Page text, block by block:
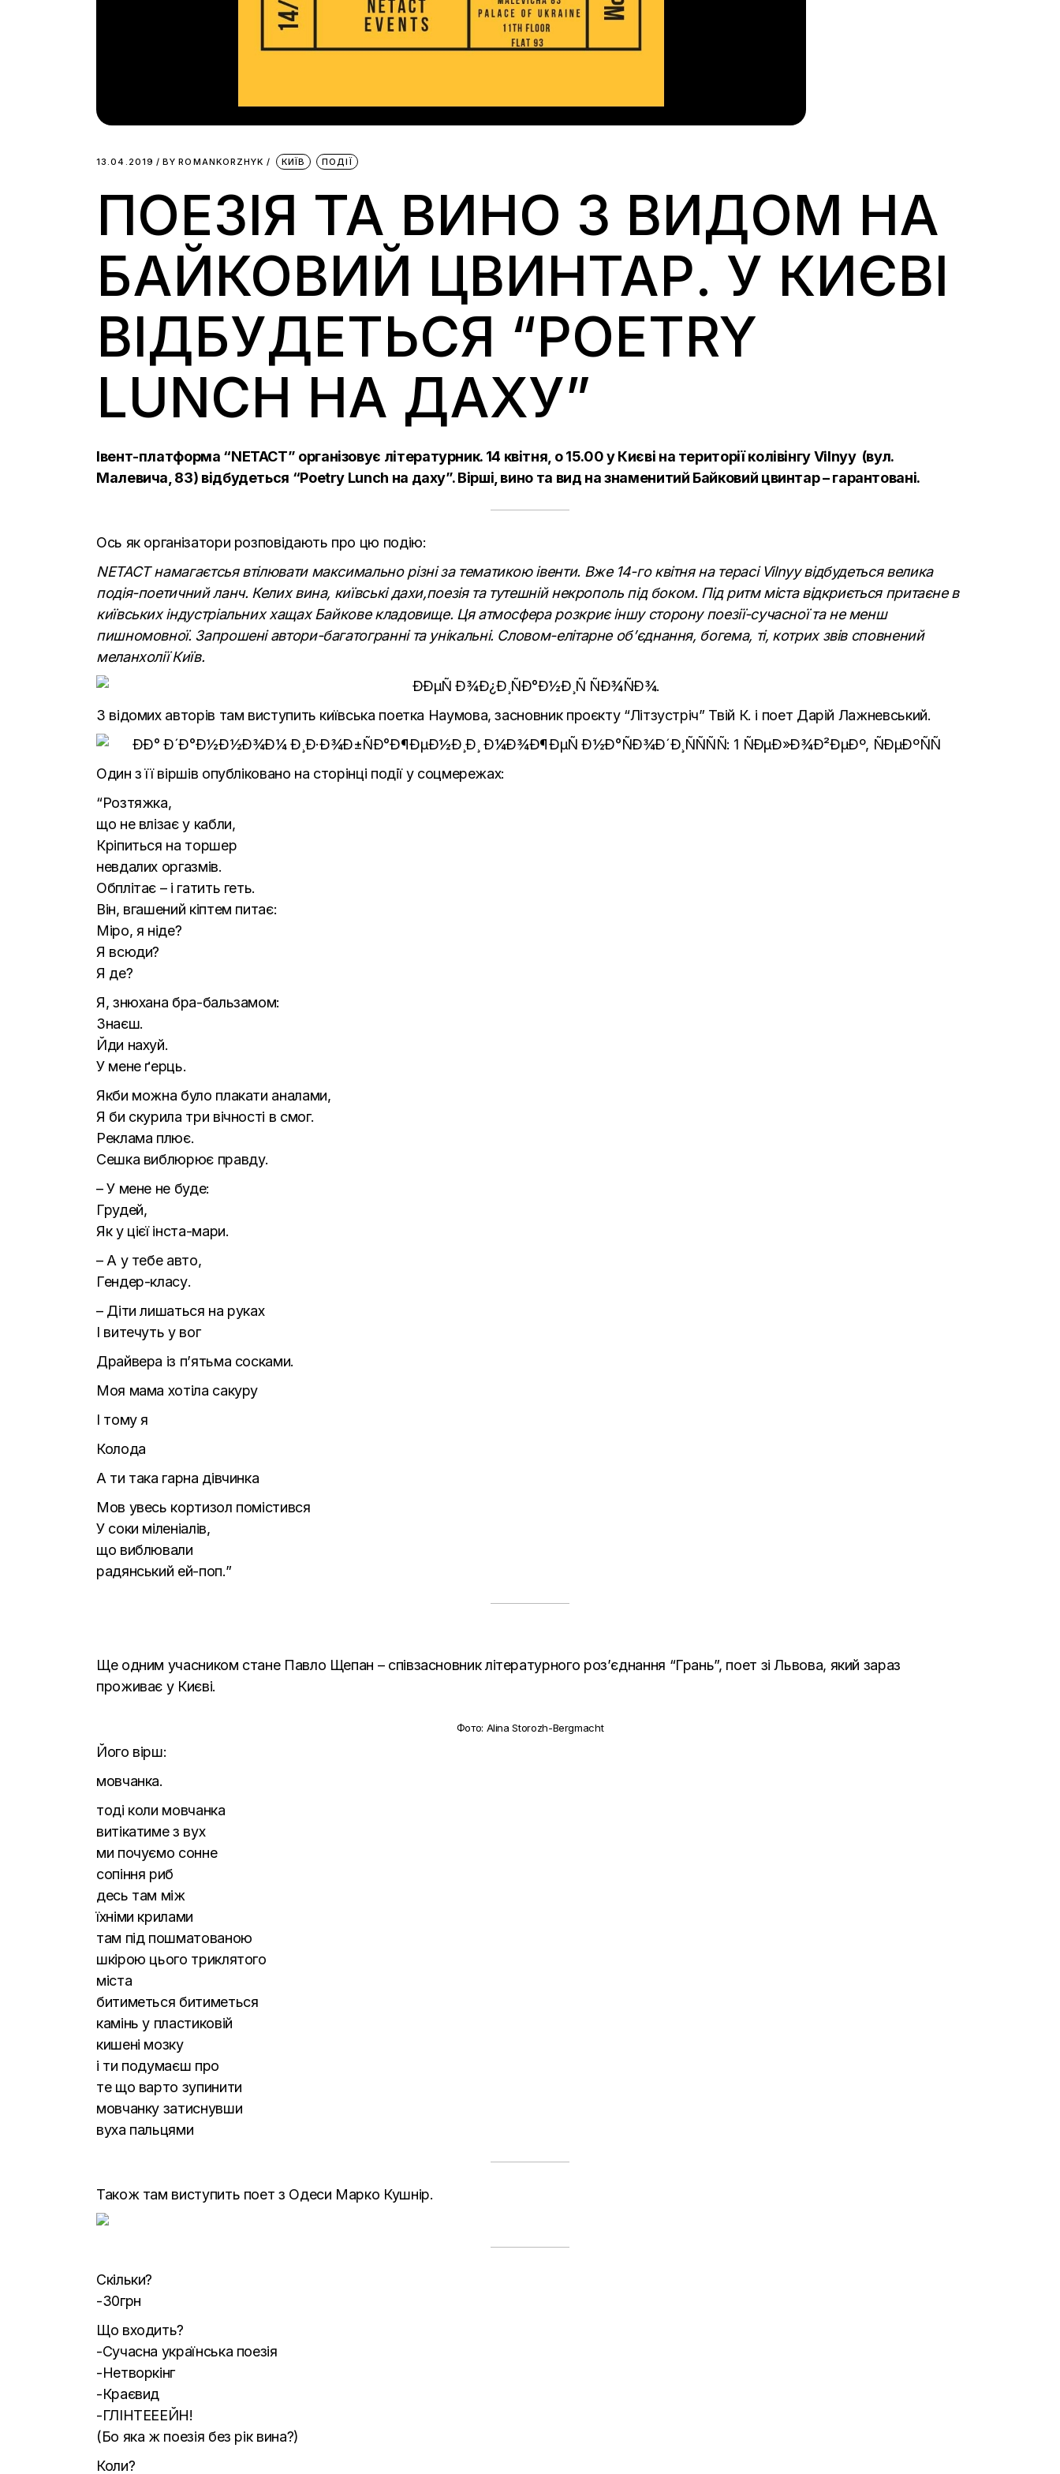
13.04.2019 BY ROMANKORZHYK КИЇВ ПОДІЇ
ПОЕЗІЯ ТА ВИНО З ВИДОМ НА
БАЙКОВИЙ ЦВИНТАР. У КИЄВІ
ВІДБУДЕТЬСЯ “POETRY
LUNCH НА ДАХУ”
Івент-платформа “NETACT” організовує літературник. 14 квітня, о 15.00 у Києві на території колівінгуVilnyy(вул.
Малевича, 83) відбудеться “Poetry Lunch на даху”. Вірші, вино та вид на знаменитий Байковий цвинтар – гарантовані.
Ось як організатори розповідають про цю подію:
NETACT намагаєтсья втілювати максимально різні за тематикою івенти. Вже 14-го квітня на терасіVilnyyвідбудеться велика
подія-поетичний ланч. Келих вина, київські дахи,поезія та тутешній некрополь під боком. Під ритм міста відкриється притаєне в
київських індустріальних хащах Байкове кладовище. Ця атмосфера розкриє іншу сторону поезії-сучасної та не менш
пишномовної. Запрошені автори-багатогранні та унікальні. Словом-елітарне об’єднання, богема, ті, котрих звів сповнений
меланхолії Київ.
З відомих авторів там виступить київська поетка Наумова, засновник проєкту “Літзустріч” Твій К. і поет Дарій Лажневський.
Один з її віршів опубліковано на сторінці події у соцмережах:
“Розтяжка,
що не влізає у кабли,
Кріпиться на торшер
невдалих оргазмів.
Обплітає – і гатить геть.
Він, вгашений кіптем питає:
Міро, я ніде?
Я всюди?
Я де?
Я, знюхана бра-бальзамом:
Знаєш.
Йди нахуй.
У мене ґерць.
Якби можна було плакати аналами,
Я би скурила три вічності в смог.
Реклама плює.
Сешка виблюрює правду.
– У мене не буде:
Грудей,
Як у цієї інста-мари.
– А у тебе авто,
Гендер-класу.
– Діти лишаться на руках
І витечуть у вог
Драйвера із п’ятьма сосками.
Моя мама хотіла сакуру
І тому я
Колода
А ти така гарна дівчинка
Мов увесь кортизол помістився
У соки міленіалів,
що виблювали
радянський ей-поп.”
Ще одним учасником стане Павло Щепан – співзасновник літературного роз’єднання “Грань”, поет зі Львова, який зараз
проживає у Києві.
Фото: Alina Storozh-Bergmacht
Його вірш:
мовчанка.
тоді коли мовчанка
витікатиме з вух
ми почуємо сонне
сопіння риб
десь там між
їхніми крилами
там під пошматованою
шкірою цього триклятого
міста
битиметься битиметься
камінь у пластиковій
кишені мозку
і ти подумаєш про
те що варто зупинити
мовчанку затиснувши
вуха пальцями
Також там виступить поет з Одеси Марко Кушнір.
Скільки?
-30грн
Що входить?
-Сучасна українська поезія
-Нетворкінг
-Краєвид
-ГЛІНТЕЕЕЙН!
(Бо яка ж поезія без рік вина?)
Коли?